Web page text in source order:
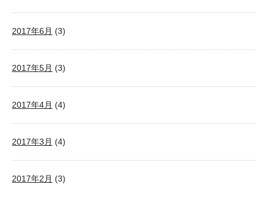
2017年6月 (3)
2017年5月 (3)
2017年4月 (4)
2017年3月 (4)
2017年2月 (3)